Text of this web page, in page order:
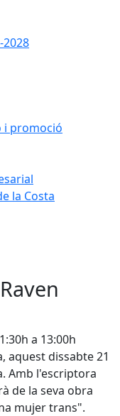
2028
i promoció
la Costa
a 13:00h
aquest dissabte 21
Amb l'escriptora
de la seva obra
mujer trans".